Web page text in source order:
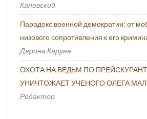
Каневский
Парадокс военной демократии: от
низового сопротивления к его
Дарина Каруна
ОХОТА НА ВЕДЬМ ПО
УНИЧТОЖАЕТ УЧЕНОГО ОЛЕГА
Редактор